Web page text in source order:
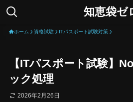
知恵袋ゼ
ホーム 資格試験 ITパスポート試験対策
【ITパスポート試験】
ック処理
2026年2月26日